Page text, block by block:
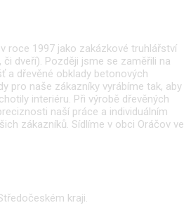
roce 1997 jako zakázkové truhlářství
, či dveří). Později jsme se zaměřili na
a dřevěné obklady betonových
pro naše zákazníky vyrábíme tak, aby
interiéru. Při výrobě dřevěných
naší práce a individuálním
zákazníků. Sídlíme v obci Oráčov ve
kraji.